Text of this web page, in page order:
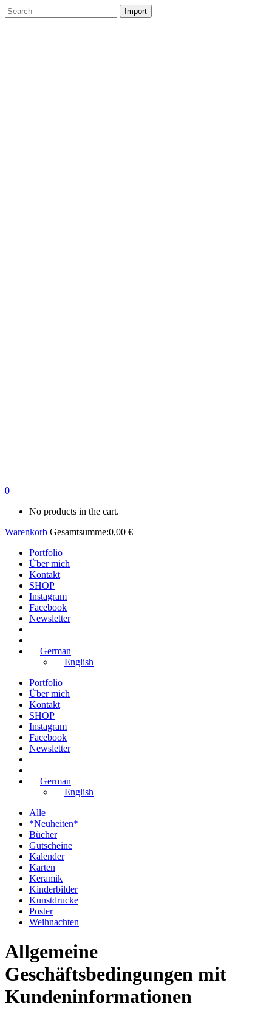
0
No products in the cart.
Warenkorb Gesamtsumme:0,00 €
Portfolio
Über mich
Kontakt
SHOP
Instagram
Facebook
Newsletter
German
English
Portfolio
Über mich
Kontakt
SHOP
Instagram
Facebook
Newsletter
German
English
Alle
*Neuheiten*
Bücher
Gutscheine
Kalender
Karten
Keramik
Kinderbilder
Kunstdrucke
Poster
Weihnachten
Allgemeine
Geschäftsbedingungen mit
Kundeninformationen